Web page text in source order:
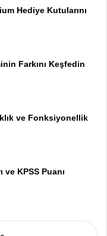
Hediye Kutularını
Farkını Keşfedin
ve Fonksiyonellik
ve KPSS Puanı